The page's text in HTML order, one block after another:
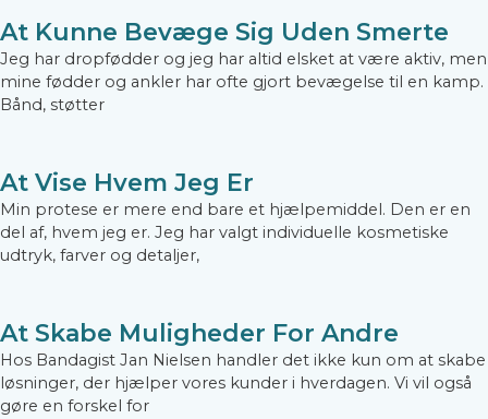
At Kunne Bevæge Sig Uden Smerte
Jeg har dropfødder og jeg har altid elsket at være aktiv, men
mine fødder og ankler har ofte gjort bevægelse til en kamp.
Bånd, støtter
At Vise Hvem Jeg Er
Min protese er mere end bare et hjælpemiddel. Den er en
del af, hvem jeg er. Jeg har valgt individuelle kosmetiske
udtryk, farver og detaljer,
At Skabe Muligheder For Andre
Hos Bandagist Jan Nielsen handler det ikke kun om at skabe
løsninger, der hjælper vores kunder i hverdagen. Vi vil også
gøre en forskel for